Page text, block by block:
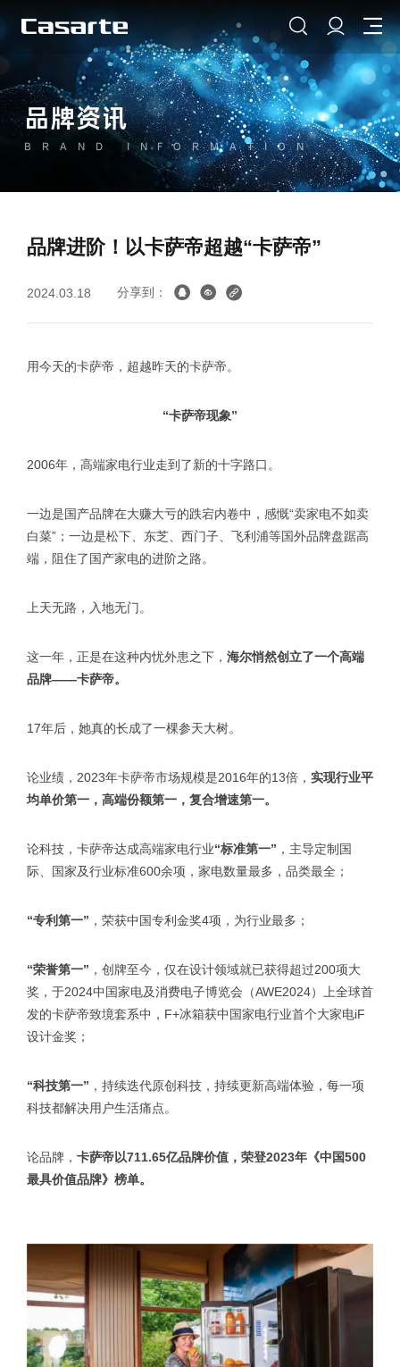
品牌资讯
BRAND INFORMATION
品牌进阶！以卡萨帝超越“卡萨帝”
2024.03.18 分享到：
用今天的卡萨帝，超越昨天的卡萨帝。
“卡萨帝现象”
2006年，高端家电行业走到了新的十字路口。
一边是国产品牌在大赚大亏的跌宕内卷中，感慨“卖家电不如卖
白菜”；一边是松下、东芝、西门子、飞利浦等国外品牌盘踞高
端，阻住了国产家电的进阶之路。
上天无路，入地无门。
这一年，正是在这种内忧外患之下， 海尔悄然创立了一个高端
品牌——卡萨帝。
17年后，她真的长成了一棵参天大树。
论业绩，2023年卡萨帝市场规模是2016年的13倍， 实现行业平
均单价第一，高端份额第一，复合增速第一。
论科技，卡萨帝达成高端家电行业“标准第一” ，主导定制国
际、国家及行业标准600余项，家电数量最多，品类最全；
“专利第一” ，荣获中国专利金奖4项，为行业最多；
“荣誉第一” ，创牌至今，仅在设计领域就已获得超过200项大
奖，于2024中国家电及消费电子博览会（AWE2024）上全球首
发的卡萨帝致境套系中，F+冰箱获中国家电行业首个大家电iF
设计金奖；
“科技第一” ，持续迭代原创科技，持续更新高端体验，每一项
科技都解决用户生活痛点。
论品牌， 卡萨帝以711.65亿品牌价值，荣登2023年《中国500
最具价值品牌》榜单。